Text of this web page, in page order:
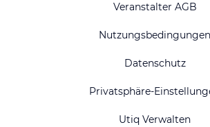
Veranstalter AGB
Nutzungsbedingungen
Datenschutz
Privatsphäre-
Utiq Verwalten